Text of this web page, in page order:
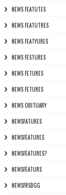
NEWS FEATUTES
NEWS FEATUTRES
NEWS FEATYURES
NEWS FESTURES
NEWS FETURES
NEWS FETURES
NEWS OBITUARY
NEWSFATURES
NEWSFEATURES
NEWSFEATURES?
NEWSFEATURS
NEWSFRSDGG